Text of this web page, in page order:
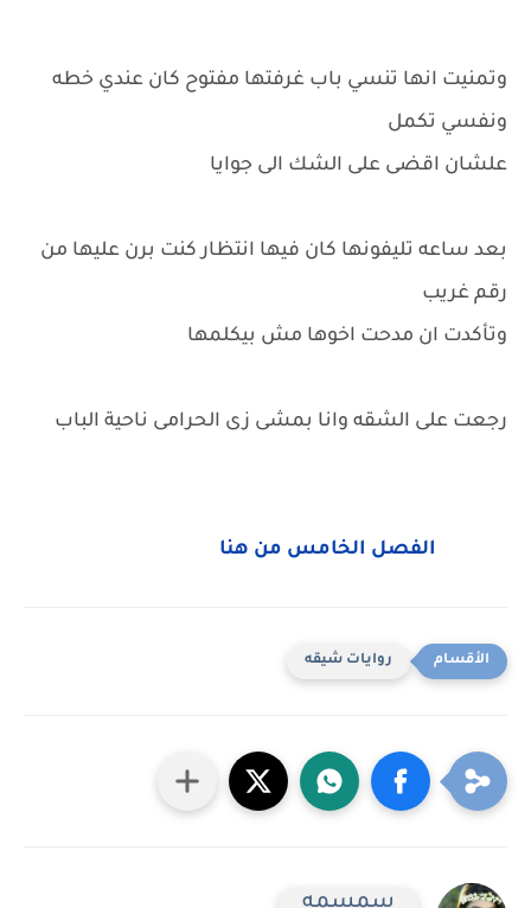
وتمنيت انها تنسي باب غرفتها مفتوح كان عندي خطه
ونفسي تكمل
علشان اقضى على الشك الى جوايا
بعد ساعه تليفونها كان فيها انتظار كنت برن عليها من
رقم غريب
وتأكدت ان مدحت اخوها مش بيكلمها
رجعت على الشقه وانا بمشى زى الحرامى ناحية الباب
الفصل الخامس من هنا
روايات شيقه
سمسمه